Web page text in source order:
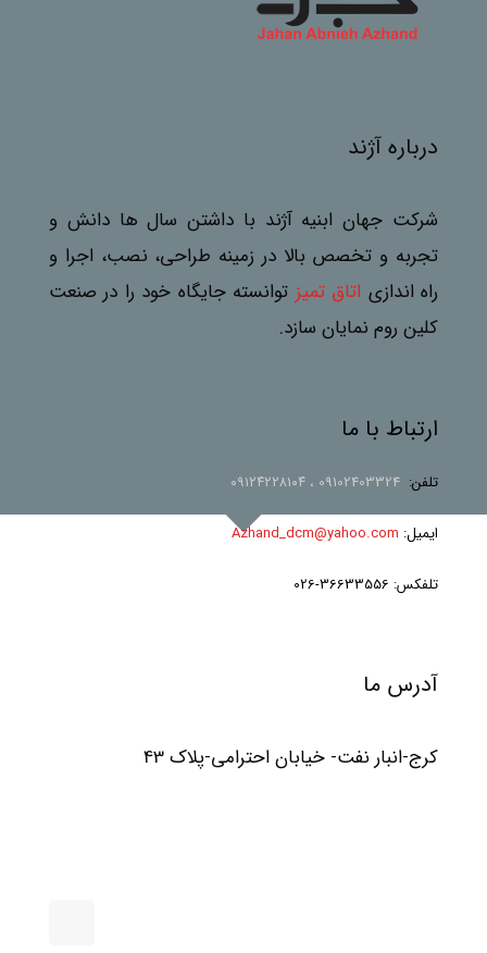
درباره آژند
شرکت جهان ابنیه آژند با داشتن سال ها دانش و
تجربه و تخصص بالا در زمینه طراحی، نصب، اجرا و
راه اندازی اتاق تمیز توانسته جایگاه خود را در صنعت
کلین روم نمایان سازد.
ارتباط با ما
تلفن: 09102403324 ، ۰۹۱۲۴۲۲۸۱۰۴
ایمیل: Azhand_dcm@yahoo.com
تلفکس: 36633556-026
آدرس ما
کرج-انبار نفت- خیابان احترامی-پلاک 43